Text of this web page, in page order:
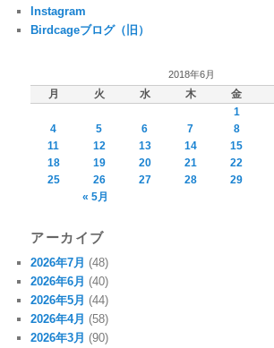
Instagram
Birdcageブログ（旧）
2018年6月
月 火 水 木 金
1
4
5 6 7 8
11
12 13 14 15
18
19 20 21 22
25
26 27 28 29
« 5月
アーカイブ
2026年7月 (48)
2026年6月 (40)
2026年5月 (44)
2026年4月 (58)
2026年3月 (90)